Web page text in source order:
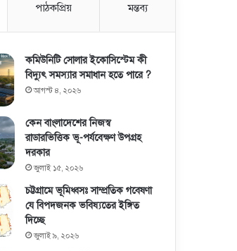
পাঠকপ্রিয় মন্তব্য
কমিউনিটি সোলার ইকোসিস্টেম কী
বিদ্যুৎ সমস্যার সমাধান হতে পারে ?
আগস্ট ৪, ২০২৬
কেন বাংলাদেশের নিজস্ব
রাডারভিত্তিক ভূ-পর্যবেক্ষণ উপগ্রহ
দরকার
জুলাই ১৫, ২০২৬
চট্টগ্রামে ভূমিধ্বসঃ সাম্প্রতিক গবেষণা
যে বিপদজনক ভবিষ্যতের ইঙ্গিত
দিচ্ছে
জুলাই ৯, ২০২৬